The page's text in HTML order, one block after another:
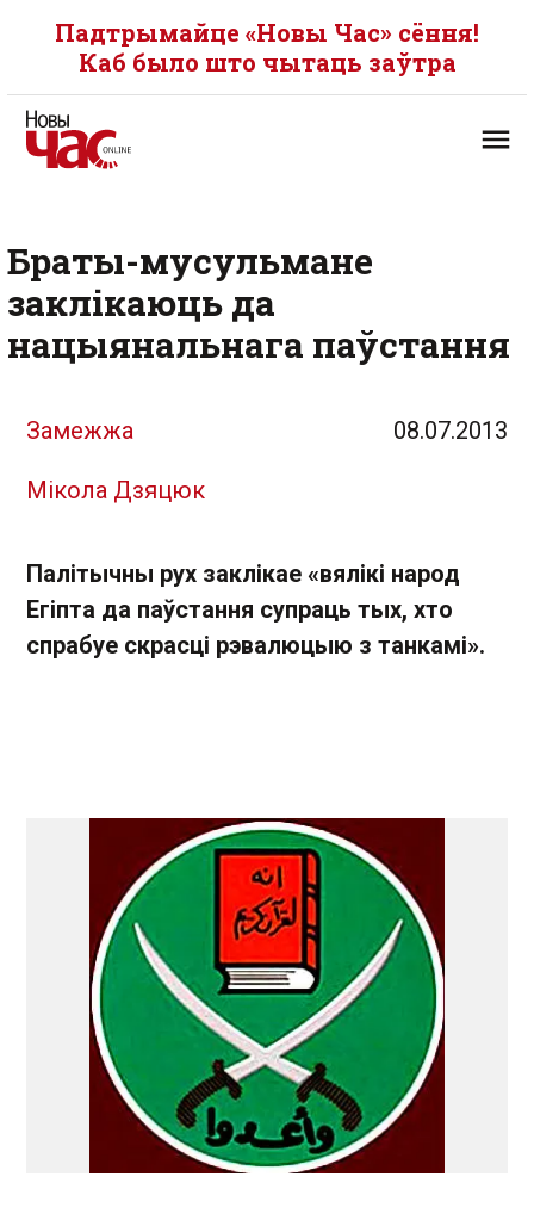
Падтрымайце «Новы Час» сёння!
Каб было што чытаць заўтра
Браты-мусульмане
заклікаюць да
нацыянальнага паўстання
Замежжа 08.07.2013
Мікола Дзяцюк
Палітычны рух заклікае «вялікі народ
Егіпта да паўстання супраць тых, хто
спрабуе скрасці рэвалюцыю з танкамі».